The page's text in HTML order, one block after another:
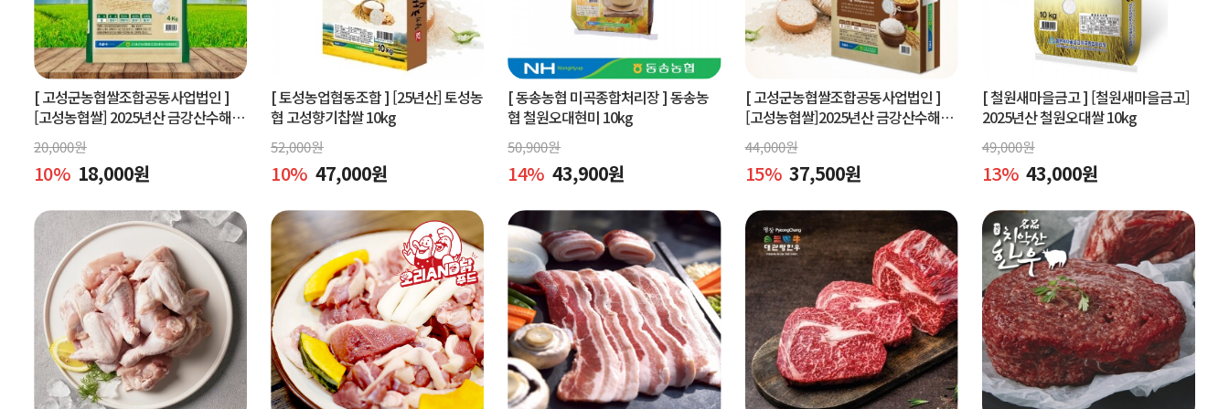
[ 고성군농협쌀조합공동사업법인 ]
[고성농협쌀] 2025년산 금강산수해앤
들미 4kg (상등급) 당일도정
20,000원
10% 18,000원
[ 토성농업협동조합 ] [25년산] 토성농
협 고성향기찹쌀 10kg
52,000원
10% 47,000원
[ 동송농협 미곡종합처리장 ]동송농
협 철원오대현미 10kg
50,900원
14% 43,900원
[ 고성군농협쌀조합공동사업법인 ]
[고성농협쌀]2025년산 금강산수해풍
미 쌀 10kg (상등급)당일도정
44,000원
15% 37,500원
[ 철원새마을금고 ] [철원새마을금고]
2025년산 철원오대쌀 10kg
49,000원
13% 43,000원